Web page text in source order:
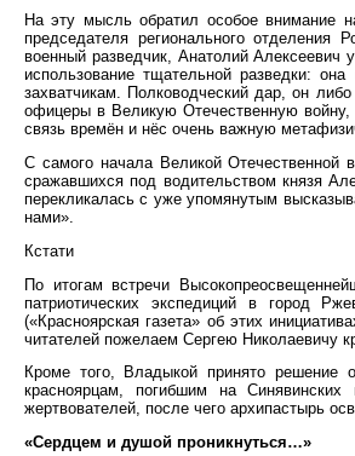
На эту мысль обратил особое внимание
председателя регионального отделения
военный разведчик, Анатолий Алексеевич
использование тщательной разведки:
захватчикам. Полководческий дар, он
офицеры в Великую Отечественную
связь времён и нёс очень важную
С самого начала Великой Отечественной
сражавшихся под водительством князя
перекликалась с уже упомянутым
нами».
Кстати
По итогам встречи
патриотических экспедиций в город
(«Красноярская газета» об этих
читателей пожелаем Сергею Николаевичу
Кроме того, Владыкой принято решение
красноярцам, погибшим на
жертвователей, после чего архипастырь
«Сердцем и душой проникнуться…»